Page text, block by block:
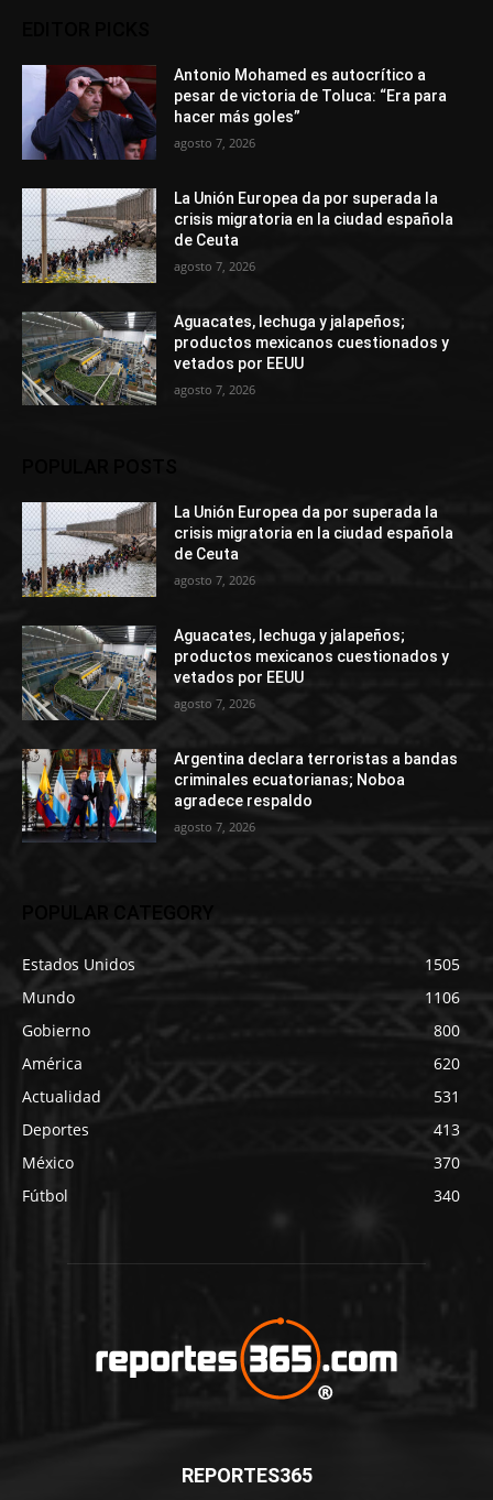
Antonio Mohamed es autocrítico a
pesar de victoria de Toluca: “Era para
hacer más goles”
agosto 7, 2026
La Unión Europea da por superada la
crisis migratoria en la ciudad española
de Ceuta
agosto 7, 2026
Aguacates, lechuga y jalapeños;
productos mexicanos cuestionados y
vetados por EEUU
agosto 7, 2026
La Unión Europea da por superada la
crisis migratoria en la ciudad española
de Ceuta
agosto 7, 2026
Aguacates, lechuga y jalapeños;
productos mexicanos cuestionados y
vetados por EEUU
agosto 7, 2026
Argentina declara terroristas a bandas
criminales ecuatorianas; Noboa
agradece respaldo
agosto 7, 2026
POPULAR CATEGORY
Estados Unidos
1505
Mundo
1106
Gobierno
800
América
620
Actualidad
531
Deportes
413
México
370
Fútbol
340
REPORTES365